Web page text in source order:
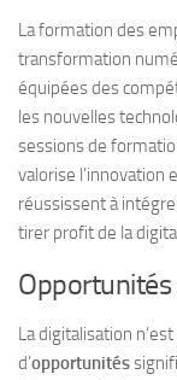
La formation des
transformation
équipées des
les nouvelles
sessions de
valorise l’innovation
réussissent à
tirer profit de la
La digitalisation
d’opportunités